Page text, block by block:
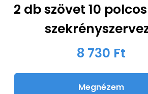
2 db szövet 10
8 730 Ft
Megnézem